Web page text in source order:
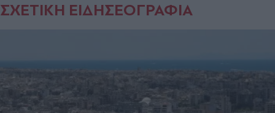
ΣΧΕΤΙΚΗ ΕΙΔΗΣΕΟΓΡΑΦΙΑ